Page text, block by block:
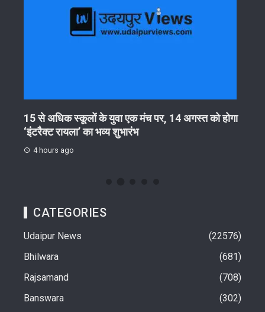
15 से अधिक स्कूलों के युवा एक मंच पर, 14 अगस्त को होगा
‘इंटरैक्ट रायला’ का भव्य शुभारंभ
4 hours ago
CATEGORIES
Udaipur News
22576
Bhilwara
681
Rajsamand
708
Banswara
302